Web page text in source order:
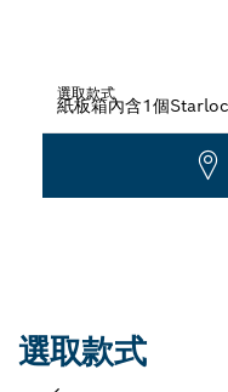
選取款式
選取款式